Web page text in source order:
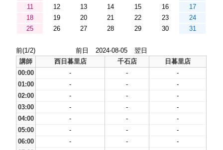
11
12 13 14 15 16
17
18
19 20 21 22 23
24
25
26 27 28 29 30 31
前(1/2) 前日 2024-08-05
翌日
講師
西日暮里店 千石店
日暮里店
00:00
- -
-
01:00
- -
-
02:00
- -
-
03:00
- -
-
04:00
- -
-
05:00
- -
-
06:00
- -
-